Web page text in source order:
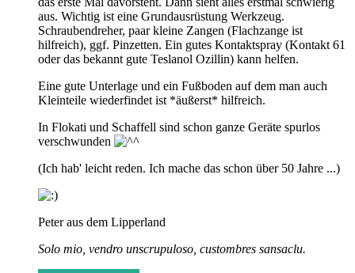
aus. Wichtig ist eine Grundausrüstung Werkzeug.
Schraubendreher, paar kleine Zangen (Flachzange ist
hilfreich), ggf. Pinzetten. Ein gutes Kontaktspray (Kontakt 61
oder das bekannt gute Teslanol Ozillin) kann helfen.
Eine gute Unterlage und ein Fußboden auf dem man auch
Kleinteile wiederfindet ist *äußerst* hilfreich.
In Flokati und Schaffell sind schon ganze Geräte spurlos
verschwunden
(Ich hab' leicht reden. Ich mache das schon über 50 Jahre ...)
Peter aus dem Lipperland
Solo mio, vendro unscrupuloso, custombres sansaclu.